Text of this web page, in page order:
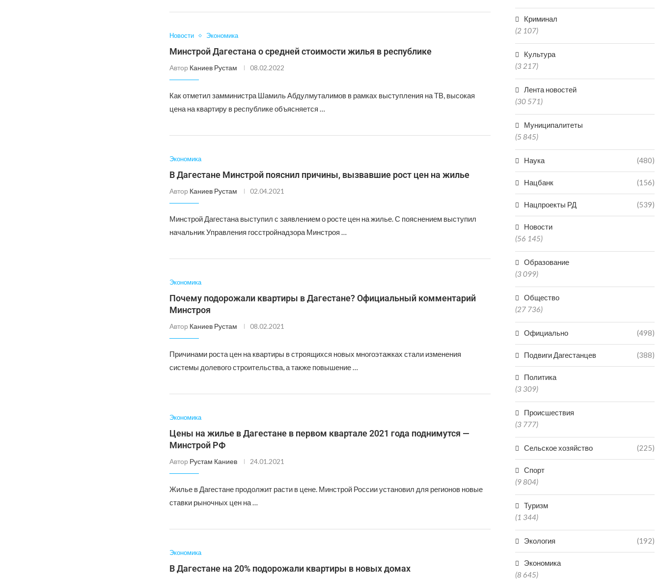
Новости Экономика
Минстрой Дагестана о средней стоимости жилья в республике
Автор Каниев Рустам 08.02.2022
Как отметил замминистра Шамиль Абдулмуталимов в рамках выступления на ТВ, высокая
цена на квартиру в республике объясняется …
Экономика
В Дагестане Минстрой пояснил причины, вызвавшие рост цен на жилье
Автор Каниев Рустам 02.04.2021
Минстрой Дагестана выступил с заявлением о росте цен на жилье. С пояснением выступил
начальник Управления госстройнадзора Минстроя …
Экономика
Почему подорожали квартиры в Дагестане? Официальный комментарий
Минстроя
Автор Каниев Рустам 08.02.2021
Причинами роста цен на квартиры в строящихся новых многоэтажках стали изменения
системы долевого строительства, а также повышение …
Экономика
Цены на жилье в Дагестане в первом квартале 2021 года поднимутся —
Минстрой РФ
Автор Рустам Каниев 24.01.2021
Жилье в Дагестане продолжит расти в цене. Минстрой России установил для регионов новые
ставки рыночных цен на …
Экономика
В Дагестане на 20% подорожали квартиры в новых домах
Криминал
(2 107)
Культура
(3 217)
Лента новостей
(30 571)
Муниципалитеты
(5 845)
Наука (480)
Нацбанк (156)
Нацпроекты РД (539)
Новости
(56 145)
Образование
(3 099)
Общество
(27 736)
Официально (498)
Подвиги Дагестанцев (388)
Политика
(3 309)
Происшествия
(3 777)
Сельское хозяйство (225)
Спорт
(9 804)
Туризм
(1 344)
Экология (192)
Экономика
(8 645)